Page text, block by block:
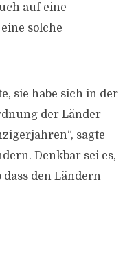
auf eine
solche
sie habe sich in der
der Länder
sagte
Denkbar sei es,
den Ländern